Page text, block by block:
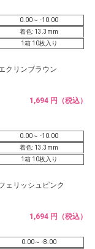
0.00～ -10.00
着色: 13.3mm
1箱 10枚入り
クリンブラウン
1,694 円（税込）
0.00～ -10.00
着色: 13.3mm
1箱 10枚入り
ェリッシュピンク
1,694 円（税込）
0.00～ -8.00